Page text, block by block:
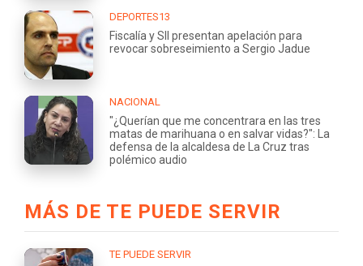
DEPORTES13
Fiscalía y SII presentan apelación para
revocar sobreseimiento a Sergio Jadue
NACIONAL
"¿Querían que me concentrara en las tres
matas de marihuana o en salvar vidas?": La
defensa de la alcaldesa de La Cruz tras
polémico audio
MÁS DE TE PUEDE SERVIR
TE PUEDE SERVIR